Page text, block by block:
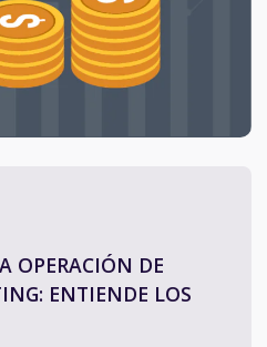
OPERACIÓN DE
ENTIENDE LOS